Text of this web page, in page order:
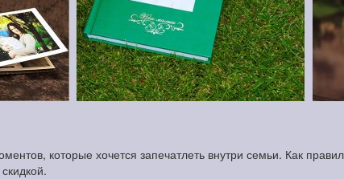
которые хочется запечатлеть внутри семьи. Как